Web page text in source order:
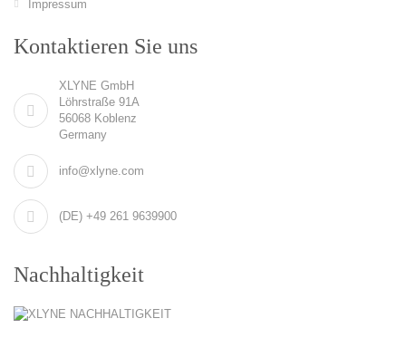
Impressum
Kontaktieren Sie uns
XLYNE GmbH
Löhrstraße 91A
56068 Koblenz
Germany
info@xlyne.com
(DE) +49 261 9639900
Nachhaltigkeit